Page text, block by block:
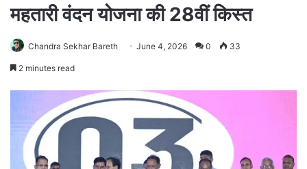
महतारी वंदन योजना की 28वीं किस्त
Chandra Sekhar Bareth June 4, 2026 0 33
2 minutes read